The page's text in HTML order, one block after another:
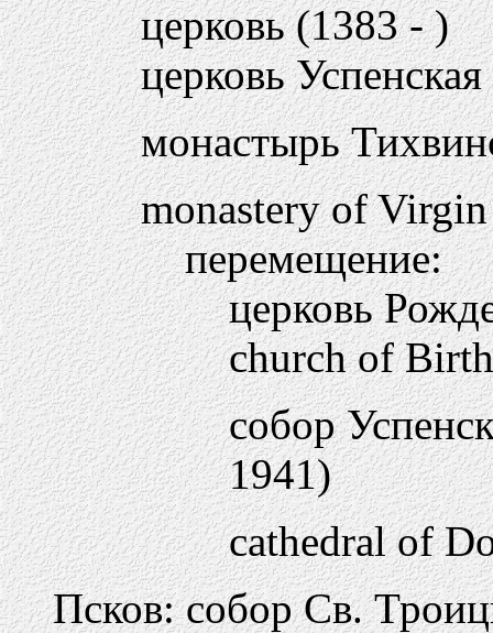
церковь (1383 - )
церковь Успенская
монастырь
monastery of
перемещение:
церковь
church of
собор
1941)
cathedral of
Псков: собор Св.